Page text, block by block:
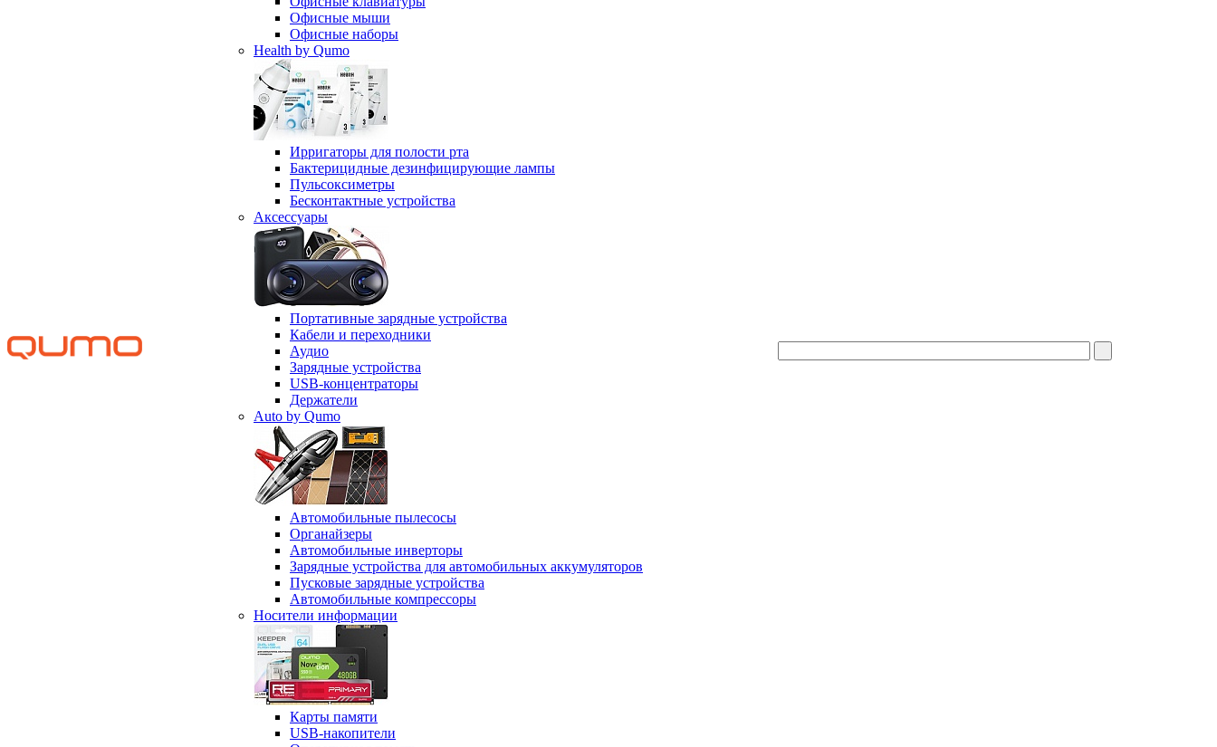
Офисные мыши
Офисные наборы
Health by Qumo
Ирригаторы для полости рта
Бактерицидные дезинфицирующие лампы
Пульсоксиметры
Бесконтактные устройства
Аксессуары
Портативные зарядные устройства
Кабели и переходники
Аудио
Зарядные устройства
USB-концентраторы
Держатели
Auto by Qumo
Автомобильные пылесосы
Органайзеры
Автомобильные инверторы
Зарядные устройства для автомобильных аккумуляторов
Пусковые зарядные устройства
Автомобильные компрессоры
Носители информации
Карты памяти
USB-накопители